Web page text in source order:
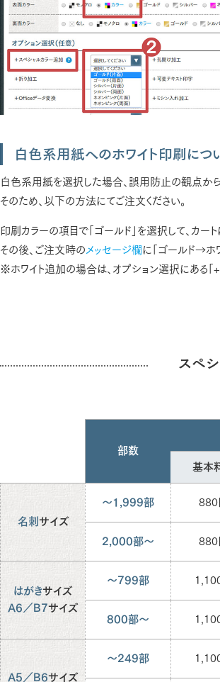
白色系用紙へのホワイト印刷につ
白色系用紙を選択した場合、誤用防止の観点から
そのため、以下の方法にてご注文ください。
印刷カラーの項目で「ゴールド」を選択して、カート
その後、ご注文時のメッセージ欄 に「ゴールド→ホ
※ホワイト追加の場合は、オプション選択にある「+
スペ
部数
基本
名刺 サイズ
～1,999部 880
2,000部～ 880
はがきサイズ
A6／B7サイズ
～799部
800部～
A5／B6サイズ
～249部